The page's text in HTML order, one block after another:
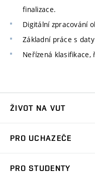
finalizace.
Digitální zpracování
Základní práce s
Neřízená klasifikace,
ŽIVOT NA VUT
Koleje
PRO UCHAZEČE
PRO STUDENTY